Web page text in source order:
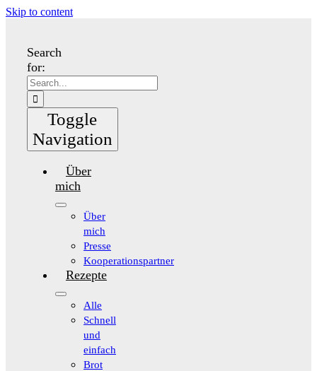
Skip to content
Search
for:
Toggle
Navigation
Über
mich
Über
mich
Presse
Kooperationspartner
Rezepte
Alle
Schnell
und
einfach
Brot